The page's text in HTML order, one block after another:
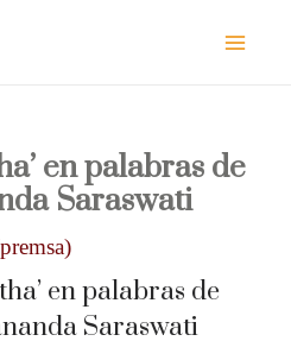
en palabras de
Saraswati
en palabras de
Saraswati